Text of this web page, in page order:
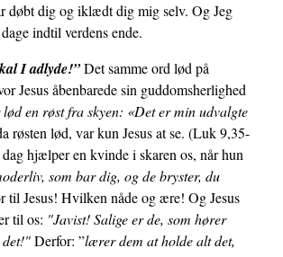
døbt dig og iklædt dig mig selv. Og Jeg
indtil verdens ende.
I adlyde!”Det samme ord lød på
Jesus åbenbarede sin guddomsherlighed
en røst fra skyen: «Det er min udvalgte
røsten lød, var kun Jesus at se. (Luk 9,35-
hjælper en kvinde i skaren os, når hun
som bar dig, og de bryster, du
til Jesus! Hvilken nåde og ære! Og Jesus
til os: "Javist! Salige er de, som hører
det!"Derfor: ”lærer dem at holde alt det,